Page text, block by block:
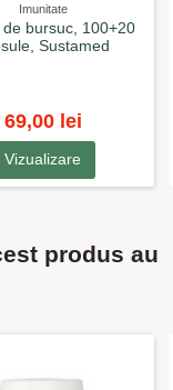
Imunitate
de bursuc, 100+20
Sustamed
69,00 lei
Vizualizare
produs au